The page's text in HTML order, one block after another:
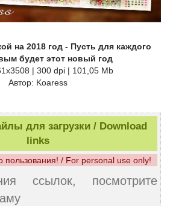
на 2018 год - Пусть для каждого
будет этот новый год
| 300 dpi | 101,05 Mb
Автор: Koaress
для загрузки / Download
links
пользования! / For personal use only!
ссылок, посмотрите